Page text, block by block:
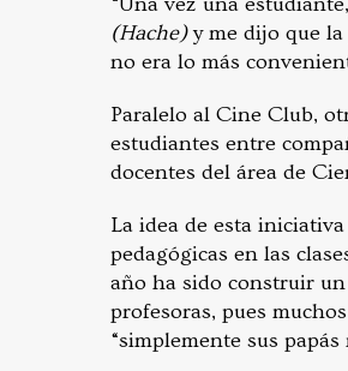
(Hache)y me dijo que la
no era lo más
Paralelo al Cine Club,
estudiantes entre
docentes del área de
La idea de esta
pedagógicas en las
año ha sido construir
profesoras, pues
“simplemente sus